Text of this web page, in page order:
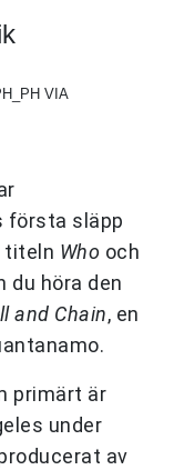
VIA
första släpp
titeln Who och
du höra den
and Chain, en
primärt är
under
av